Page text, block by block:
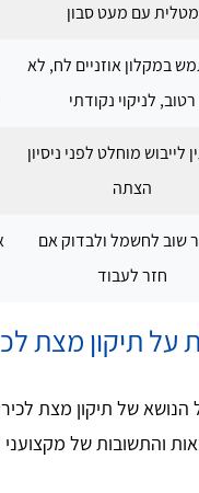
מטלית עם מעט סבון
במקלון אוזניים לח, לא
רטוב, לניקוי נקודתי
לייבוש מוחלט לפני ניסיון
הצתה
שוב לחשמל ולבדוק אם
חזר לעבוד
על תיקון מצת
הנושא של תיקון מצת
והתשובות של מקצועני